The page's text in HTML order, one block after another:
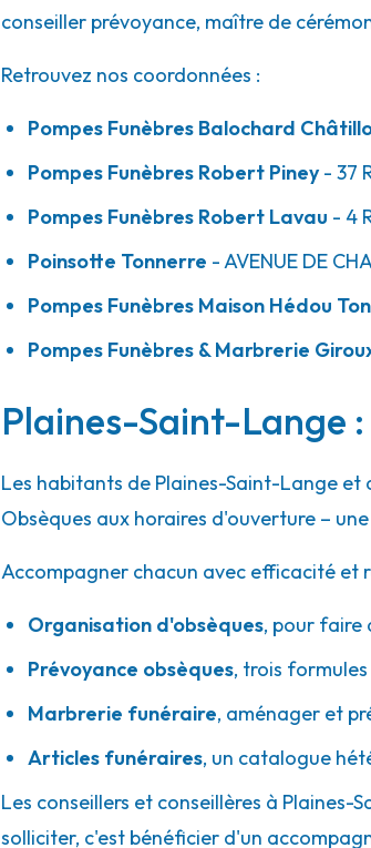
conseiller prévoyance, maître de
Retrouvez nos coordonnées :
Pompes Funèbres Balochard
Pompes Funèbres Robert Piney- 37
Pompes Funèbres Robert Lavau - 4
Poinsotte Tonnerre - AVENUE DE
Pompes Funèbres Maison Hédou
Pompes Funèbres & Marbrerie
Plaines-Saint-Lange
Les habitants de Plaines-Saint-Lange et
Obsèques aux horaires d'ouverture –
Accompagner chacun avec efficacité et
Organisation d'obsèques, pour faire
Prévoyance obsèques, trois
Marbrerie funéraire, aménager et
Articles funéraires, un catalogue
Les conseillers et conseillères à
solliciter, c'est bénéficier d'un